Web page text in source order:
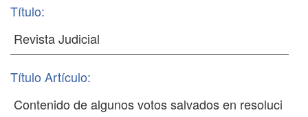
Título:
Título Artículo: